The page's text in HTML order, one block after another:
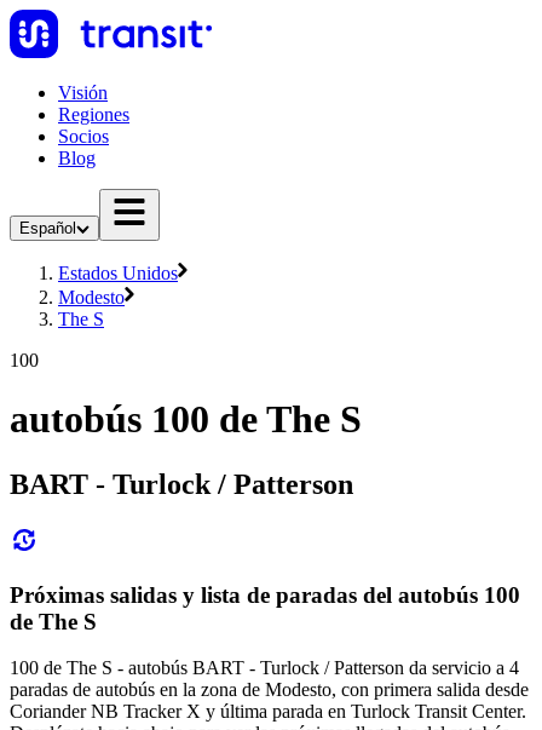
Visión
Regiones
Socios
Blog
Español
Estados Unidos
Modesto
The S
100
autobús 100 de The S
BART - Turlock / Patterson
Próximas salidas y lista de paradas del autobús 100
de The S
100 de The S - autobús BART - Turlock / Patterson da servicio a 4
paradas de autobús en la zona de Modesto, con primera salida desde
Coriander NB Tracker X y última parada en Turlock Transit Center.